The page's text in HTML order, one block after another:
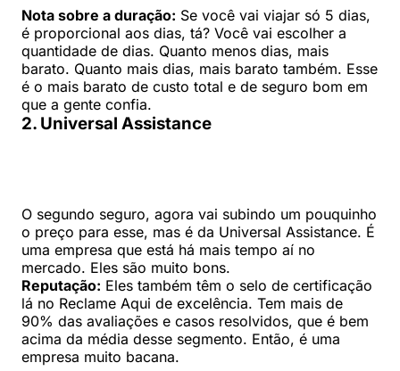
Nota sobre a duração: Se você vai viajar só 5 dias,
é proporcional aos dias, tá? Você vai escolher a
quantidade de dias. Quanto menos dias, mais
barato. Quanto mais dias, mais barato também. Esse
é o mais barato de custo total e de seguro bom em
que a gente confia.
2. Universal Assistance
O segundo seguro, agora vai subindo um pouquinho
o preço para esse, mas é da Universal Assistance. É
uma empresa que está há mais tempo aí no
mercado. Eles são muito bons.
Reputação: Eles também têm o selo de certificação
lá no Reclame Aqui de excelência. Tem mais de
90% das avaliações e casos resolvidos, que é bem
acima da média desse segmento. Então, é uma
empresa muito bacana.